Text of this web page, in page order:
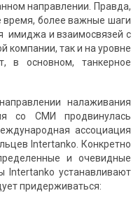
направлении. Правда,
время, более важные шаги
имиджа и взаимосвязей с
компании, так и на уровне
в основном, танкерное
налаживания
со СМИ продвинулась
ассоциация
Intertanko. Конкретно
и очевидные
Intertanko устанавливают
придерживаться: